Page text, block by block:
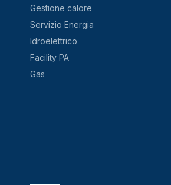
Gestione calore
Servizio Energia
Idroelettrico
Facility PA
Gas